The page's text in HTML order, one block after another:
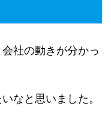
社の動きが分かっ
なと思いました。